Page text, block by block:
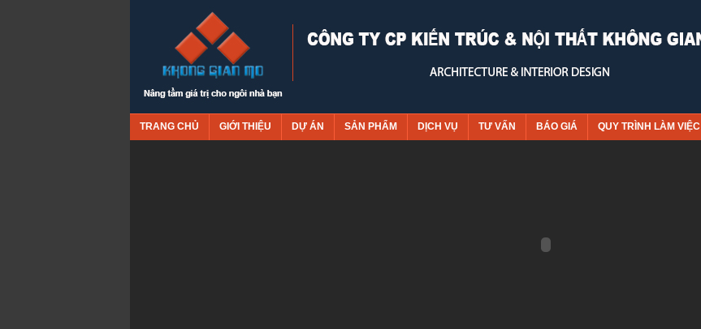
TRANG CHỦ GIỚI THIỆU DỰ ÁN SẢN PHẨM DỊCH VỤ TƯ VẤN BÁO GIÁ QUY TRÌNH LÀM VIỆC